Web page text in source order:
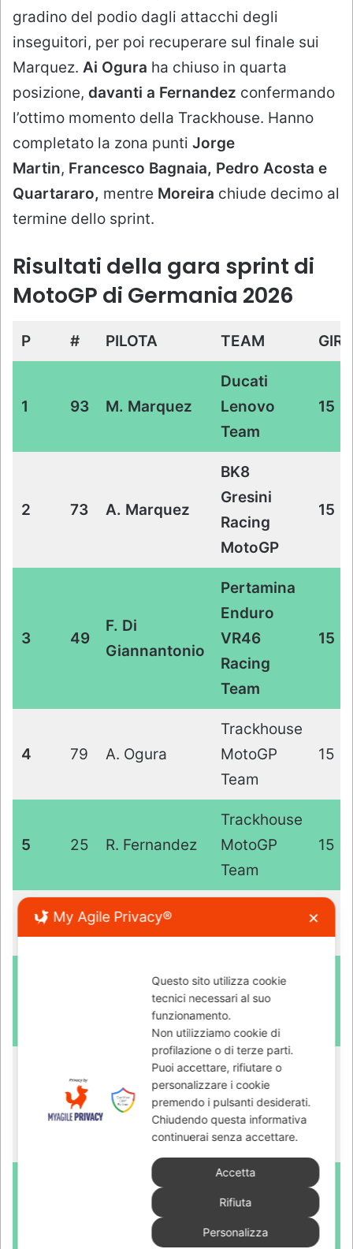
My Agile Privacy® ✕
Questo sito utilizza cookie
tecnici necessari al suo
funzionamento.
Non utilizziamo cookie di
profilazione o di terze parti.
Puoi accettare, rifiutare o
personalizzare i cookie
premendo i pulsanti desiderati.
Chiudendo questa informativa
continuerai senza accettare.
Accetta
Rifiuta
Personalizza